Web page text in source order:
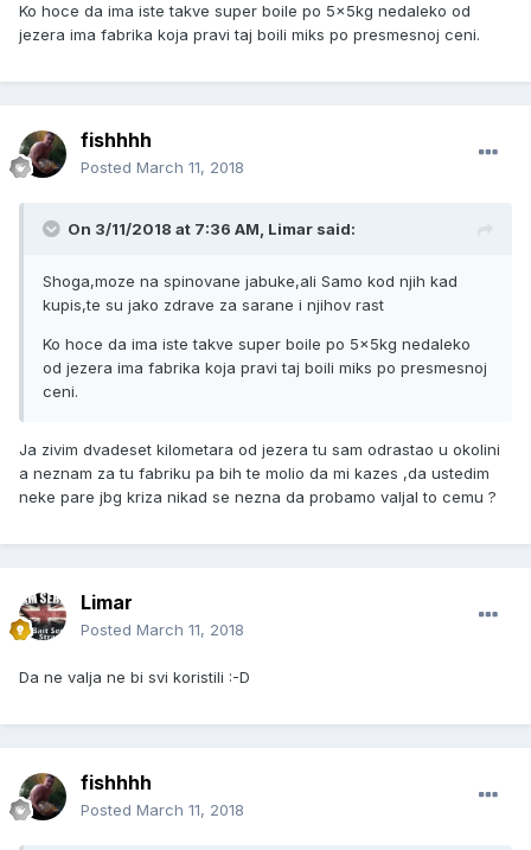
Ko hoce da ima iste takve super boile po 5x5kg nedaleko od
jezera ima fabrika koja pravi taj boili miks po presmesnoj ceni.
fishhhh
Posted March 11, 2018
On 3/11/2018 at 7:36 AM, Limar said:
Shoga,moze na spinovane jabuke,ali Samo kod njih kad
kupis,te su jako zdrave za sarane i njihov rast
Ko hoce da ima iste takve super boile po 5x5kg nedaleko
od jezera ima fabrika koja pravi taj boili miks po presmesnoj
ceni.
Ja zivim dvadeset kilometara od jezera tu sam odrastao u okolini
a neznam za tu fabriku pa bih te molio da mi kazes ,da ustedim
neke pare jbg kriza nikad se nezna da probamo valjal to cemu ?
Limar
Posted March 11, 2018
Da ne valja ne bi svi koristili :-D
fishhhh
Posted March 11, 2018